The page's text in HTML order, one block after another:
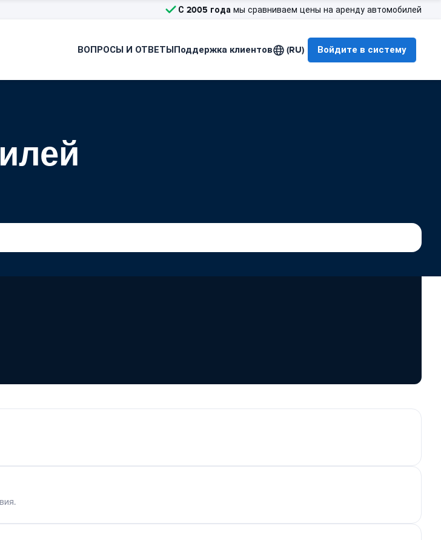
С 2005 года мы сравниваем цены на аренду автомобилей
ВОПРОСЫ И ОТВЕТЫПоддержка клиентов (RU) Войдите в систему